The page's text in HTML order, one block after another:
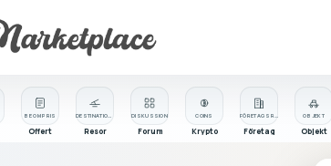
OBJEKT
Objekt
BE OM PRIS
Offert Företag
Resor
COINS
Krypto
DISKUSSION
Forum